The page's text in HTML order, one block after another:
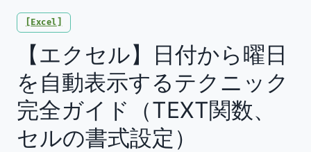
Excel
【エクセル】日付から曜日
を自動表示するテクニック
完全ガイド（TEXT関数、
セルの書式設定）